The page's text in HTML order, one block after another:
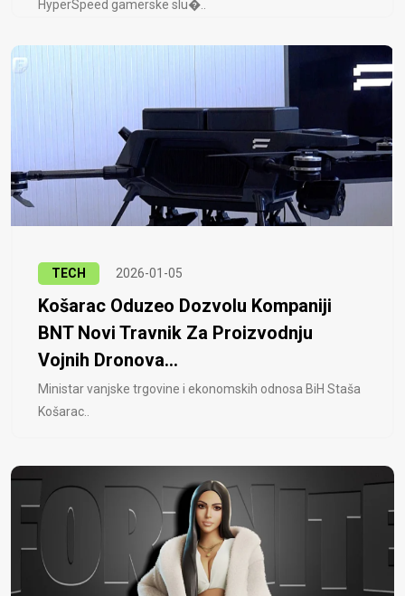
HyperSpeed ​​gamerske slu�..
TECH 2026-01-05
Košarac Oduzeo Dozvolu Kompaniji
BNT Novi Travnik Za Proizvodnju
Vojnih Dronova...
Ministar vanjske trgovine i ekonomskih odnosa BiH Staša
Košarac..